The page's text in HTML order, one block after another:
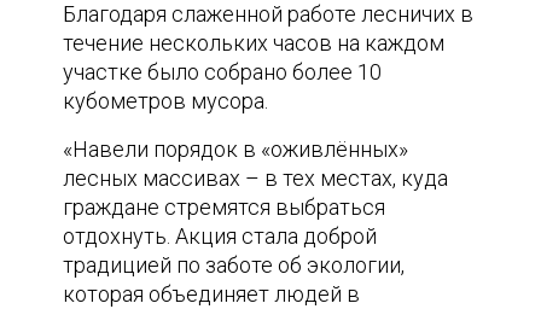
Благодаря слаженной работе лесничих в
течение нескольких часов на каждом
участке было собрано более 10
кубометров мусора.
«Навели порядок в «оживлённых»
лесных массивах – в тех местах, куда
граждане стремятся выбраться
отдохнуть. Акция стала доброй
традицией по заботе об экологии,
которая объединяет людей в